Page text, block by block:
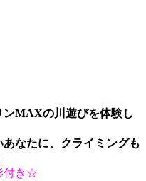
MAXの川遊びを体験し
なたに、クライミングも
付き☆